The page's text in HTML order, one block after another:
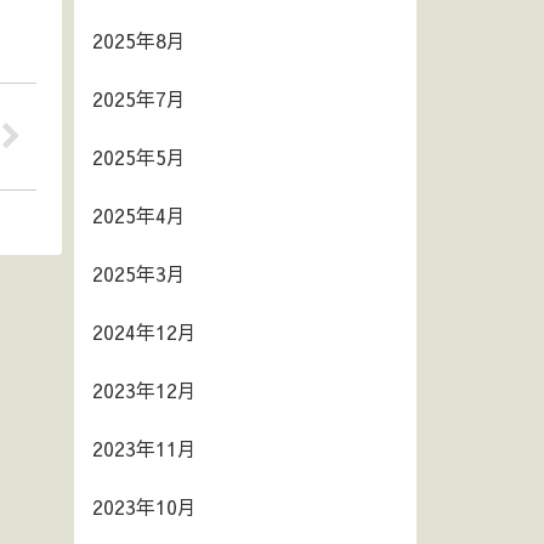
2025年8月
2025年7月
2025年5月
2025年4月
2025年3月
2024年12月
2023年12月
2023年11月
2023年10月